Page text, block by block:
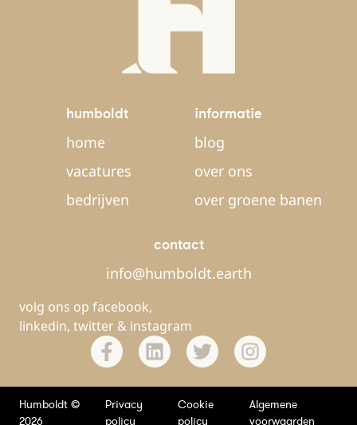
humboldt
home
vacatures
bedrijven
informatie
blog
over ons
over groene banen
contact
info@humboldt.earth
volg ons op facebook,
linkedin, twitter & instagram
Humboldt ©
2026
Privacy
policy
Cookie
policy
Algemene
voorwaarden